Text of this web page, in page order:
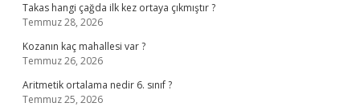
Takas hangi çağda ilk kez ortaya çıkmıştır ?
Temmuz 28, 2026
Kozanın kaç mahallesi var ?
Temmuz 26, 2026
Aritmetik ortalama nedir 6. sınıf ?
Temmuz 25, 2026